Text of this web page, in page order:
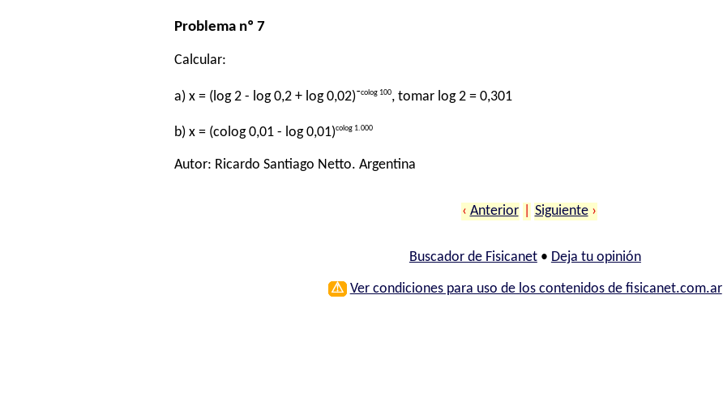
Problema nº 7
Calcular:
a) x = (log 2 - log 0,2 + log 0,02)⁻colog 100, tomar log 2 = 0,301
b) x = (colog 0,01 - log 0,01)colog 1.000
Autor: Ricardo Santiago Netto. Argentina
‹ Anterior Siguiente ›
Buscador de Fisicanet• Deja tu opinión
⚠ Ver condiciones para uso de los contenidos de fisicanet.com.ar